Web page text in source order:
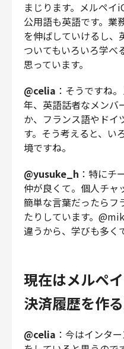
まじります。メルペ
公用語も英語です。業
を伸ばしていけるし、
ついてもいろいろ学べ
思っています。
@celia ：そうですね
年、英語話者なメンバ
か、フランス語やドイ
す。そう考えると、い
境ですね。
@yusuke_h ：特にチ
仲が良くて。個人チャ
簡単な言葉だったらフ
たりしています。
違うから、学びも多く
現在はメルペ
決済履歴を作
@celia ：今はインタ